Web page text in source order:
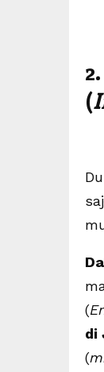
(
(
di
(